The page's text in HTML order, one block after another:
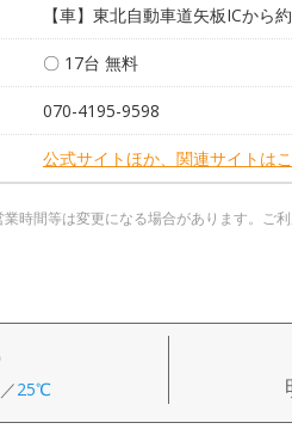
【車】東北自動車道矢板ICから
〇 17台 無料
070-4195-9598
公式サイトほか、関連サイトは
時間等は変更になる場合があります。ご
／25℃